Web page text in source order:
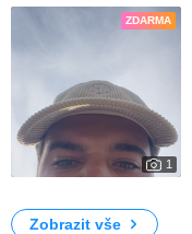
ZDARMA
1
Zobrazit vše